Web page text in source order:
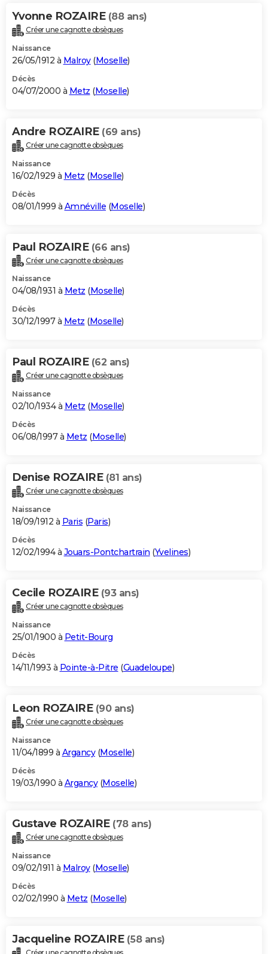
Yvonne ROZAIRE (88 ans)
Créer une cagnotte obsèques
Naissance
26/05/1912 à Malroy(Moselle)
Décès
04/07/2000 à Metz (Moselle)
Andre ROZAIRE (69 ans)
Créer une cagnotte obsèques
Naissance
16/02/1929 à Metz (Moselle)
Décès
08/01/1999 à Amnéville (Moselle)
Paul ROZAIRE (66 ans)
Créer une cagnotte obsèques
Naissance
04/08/1931 à Metz (Moselle)
Décès
30/12/1997 à Metz (Moselle)
Paul ROZAIRE (62 ans)
Créer une cagnotte obsèques
Naissance
02/10/1934 à Metz (Moselle)
Décès
06/08/1997 à Metz (Moselle)
Denise ROZAIRE (81 ans)
Créer une cagnotte obsèques
Naissance
18/09/1912 à Paris (Paris)
Décès
12/02/1994 à Jouars-Pontchartrain (Yvelines)
Cecile ROZAIRE (93 ans)
Créer une cagnotte obsèques
Naissance
25/01/1900 à Petit-Bourg
Décès
14/11/1993 à Pointe-à-Pitre (Guadeloupe)
Leon ROZAIRE (90 ans)
Créer une cagnotte obsèques
Naissance
11/04/1899 à Argancy(Moselle)
Décès
19/03/1990 à Argancy(Moselle)
Gustave ROZAIRE (78 ans)
Créer une cagnotte obsèques
Naissance
09/02/1911 à Malroy(Moselle)
Décès
02/02/1990 à Metz (Moselle)
Jacqueline ROZAIRE (58 ans)